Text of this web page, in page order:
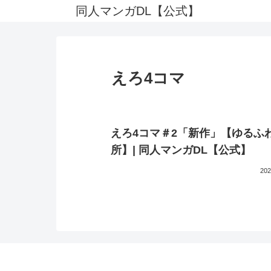
同人マンガDL【公式】
えろ4コマ
えろ4コマ＃2「新作」【ゆるふ
所】| 同人マンガDL【公式】